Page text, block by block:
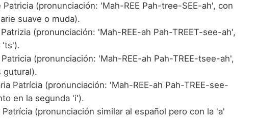
Patricia (pronunciación: 'Mah-REE Pah-tree-SEE-ah', con
suave o muda).
(pronunciación: 'Mah-REE-ah Pah-TREET-see-ah',
'ts').
Patricia (pronunciación: 'Mah-REE-ah Pah-TREE-tsee-ah',
gutural).
Patrícia (pronunciación: 'Mah-REE-ah Pah-TREE-see-
en la segunda 'i').
Patrícia (pronunciación similar al español pero con la 'a'